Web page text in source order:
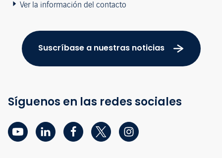
Ver la información del contacto
Suscríbase a nuestras noticias
Síguenos en las redes sociales